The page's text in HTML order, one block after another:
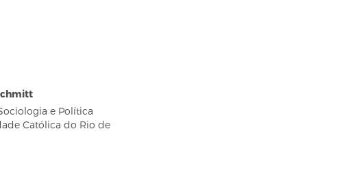
e Política
Católica do Rio de